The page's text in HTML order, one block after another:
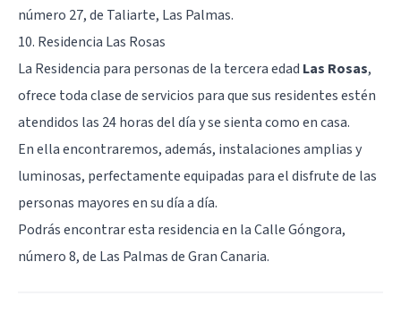
número 27, de Taliarte, Las Palmas.
10. Residencia Las Rosas
La Residencia para personas de la tercera edad Las Rosas,
ofrece toda clase de servicios para que sus residentes estén
atendidos las 24 horas del día y se sienta como en casa.
En ella encontraremos, además, instalaciones amplias y
luminosas, perfectamente equipadas para el disfrute de las
personas mayores en su día a día.
Podrás encontrar esta residencia en la Calle Góngora,
número 8, de Las Palmas de Gran Canaria.